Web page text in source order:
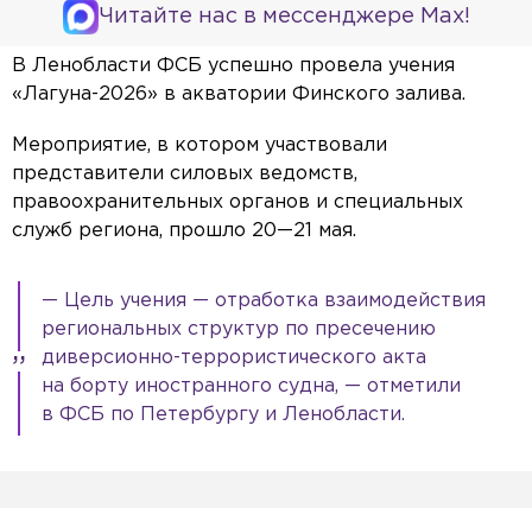
Читайте нас в мессенджере Max!
В Ленобласти ФСБ успешно провела учения
«Лагуна-2026» в акватории Финского залива.
Мероприятие, в котором участвовали
представители силовых ведомств,
правоохранительных органов и специальных
служб региона, прошло 20—21 мая.
— Цель учения — отработка взаимодействия
региональных структур по пресечению
диверсионно-террористического акта
на борту иностранного судна, — отметили
в ФСБ по Петербургу и Ленобласти.